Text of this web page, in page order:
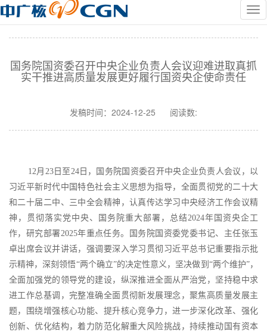
国务院国资委召开中央企业负责人会议迎难进取真抓
实干推进高质量发展更好履行国资央企使命责任
发稿时间： 2024-12-25 阅读数:
12月23日至24日，国务院国资委召开中央企业负责人会议，以
习近平新时代中国特色社会主义思想为指导，全面贯彻党的二十大
和二十届二中、三中全会精神，认真传达学习中央经济工作会议精
神，贯彻落实党中央、国务院重大部署，总结2024年国资央企工
作，研究部署2025年重点任务。国务院国资委党委书记、主任张玉
卓出席会议并讲话，强调要深入学习贯彻习近平总书记重要指示批
示精神，深刻领悟“两个确立”的决定性意义，坚决做到“两个维护”，
全面加强党的领导党的建设，纵深推进全面从严治党，坚持稳中求
进工作总基调，完整准确全面贯彻新发展理念，聚焦高质量发展主
题，围绕增强核心功能、提升核心竞争力，进一步深化改革、强化
创新、优化结构，着力防范化解重大风险挑战，持续推动国有资本